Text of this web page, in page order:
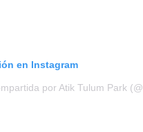
en Instagram